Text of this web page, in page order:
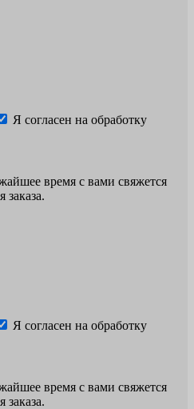
Я согласен на обработку
время с вами свяжется
заказа.
Я согласен на обработку
время с вами свяжется
заказа.